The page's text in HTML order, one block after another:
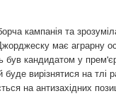
кампанія та
має аграрну
був кандидатом у
вирізнятися на тлі
на антизахідних